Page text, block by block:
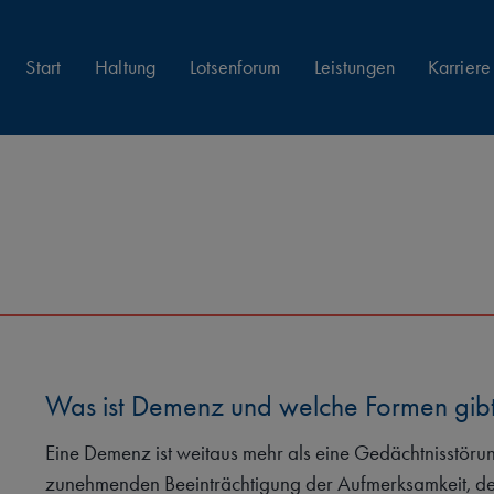
Start Haltung Lotsenforum Leistungen Karriere
Was ist Demenz und welche Formen
Eine Demenz ist weitaus mehr als eine
zunehmenden Beeinträchtigung der Aufmerksamkeit,